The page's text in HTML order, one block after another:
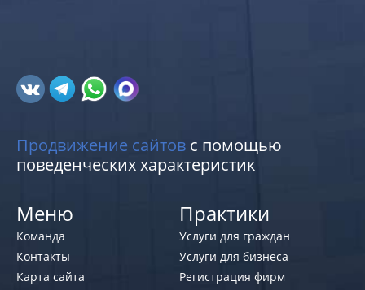
Продвижение сайтов с помощью
поведенческих характеристик
Меню
Команда
Контакты
Карта сайта
Практики
Услуги для граждан
Услуги для бизнеса
Регистрация фирм